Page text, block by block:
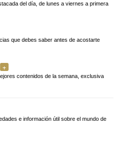
del día, de lunes a viernes a primera
que debes saber antes de acostarte
contenidos de la semana, exclusiva
e información útil sobre el mundo de